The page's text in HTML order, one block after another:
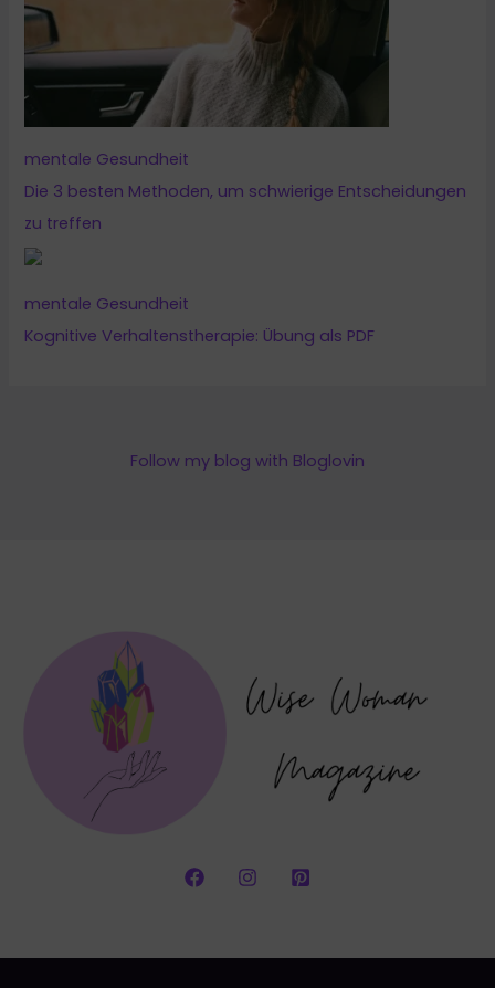
mentale Gesundheit
Die 3 besten Methoden, um schwierige Entscheidungen
zu treffen
mentale Gesundheit
Kognitive Verhaltenstherapie: Übung als PDF
Follow my blog with Bloglovin